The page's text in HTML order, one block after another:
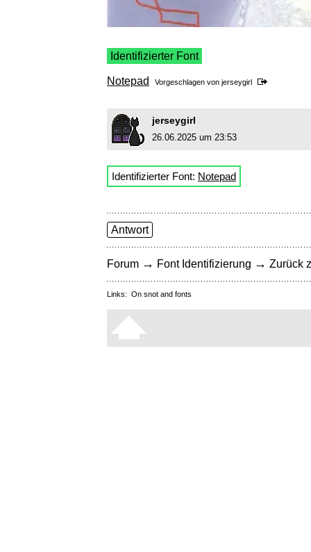
Identifizierter Font
Notepad Vorgeschlagen von jerseygirl
jerseygirl
26.06.2025 um 23:53
Identifizierter Font: Notepad
Antwort
Forum → Font Identifizierung → Zurück
Links: On snot and fonts